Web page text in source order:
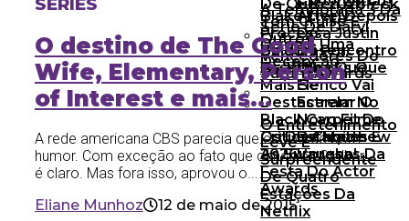
After: Depois
Do
Desencontro
E Ben Affleck
Olha Que
Elenco Vai
Estrelar O
Novo Filme
De Matthew
Vaughn!
Blake Lively
Processa Justin
Baldoni Por
Assédio
De Ouro 2026
Os 10 Looks Que
Mais Se
Destacaram No
Black Carpet Do
Critics Choice
2026
Tom Cruise E
Outros
Vencedores Do
Saturn Awards
Os Destaques E
As Surpresas Da
Festa Do Actor
Awards
A Temporada 3 Da
Série De Daryl
Dixon É Uma
Decepção
O Entretenimento
Leve E
Surpreendente
De Quatro
Estações Da
Netflix
SÉRIES
O destino de The Good
Wife, Elementary, Person
of Interest e mais…
A rede americana CBS parecia que estava de bom
humor. Com exceção ao fato que cancelou Stalker,
é claro. Mas fora isso, aprovou o...
Eliane Munhoz
12 de maio de 2015